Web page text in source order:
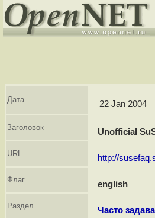
Дата 22 Jan 2004
Заголовок Unofficial
URL http://
Флаг english
Раздел Часто